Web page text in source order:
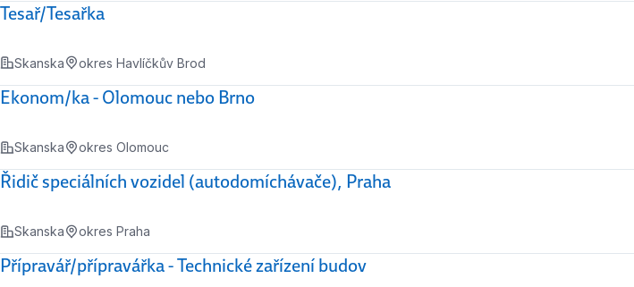
Tesař/Tesařka
Skanska okres Havlíčkův Brod
Ekonom/ka - Olomouc nebo Brno
Skanska okres Olomouc
Řidič speciálních vozidel (autodomíchávače), Praha
Skanska okres Praha
Přípravář/přípravářka - Technické zařízení budov